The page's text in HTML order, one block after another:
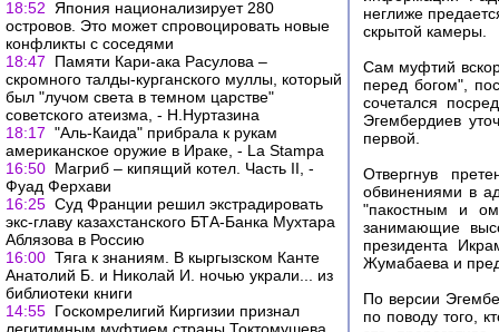
18:52
Япония национализирует 280
островов. Это может спровоцировать новые
конфликты с соседями
18:47
Памяти Кари-ака Расулова –
скромного талды-курганского муллы, который
был "лучом света в темном царстве"
советского атеизма, - Н.Нуртазина
18:17 "Аль-Каида" прибрала к рукам
американское оружие в Ираке, - La Stampa
16:50 Магриб – кипящий котел. Часть II, -
Фуад Ферхави
16:25 Суд Франции решил экстрадировать
экс-главу казахстанского БТА-Банка Мухтара
Аблязова в Россию
16:00 Тяга к знаниям. В кыргызском Канте
Анатолий Б. и Николай И. ночью украли... из
библиотеки книги
14:55 Госкомрелигий Киргизии признал
неглиже
скрытой камеры.
Сам муфтий
перед богом",
сочетался
Эгембердиев
первой.
Отвергнув
обвинениями в
"пакостным и
занимающие
президента
Жумабаева и
По версии
по поводу того,